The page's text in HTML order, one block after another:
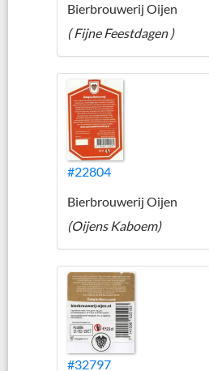
Bierbrouwerij Oijen
( Fijne Feestdagen )
#22804
Bierbrouwerij Oijen
(Oijens Kaboem)
#32797